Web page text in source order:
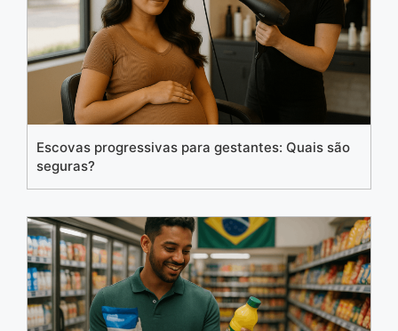
Escovas progressivas para gestantes: Quais são
seguras?